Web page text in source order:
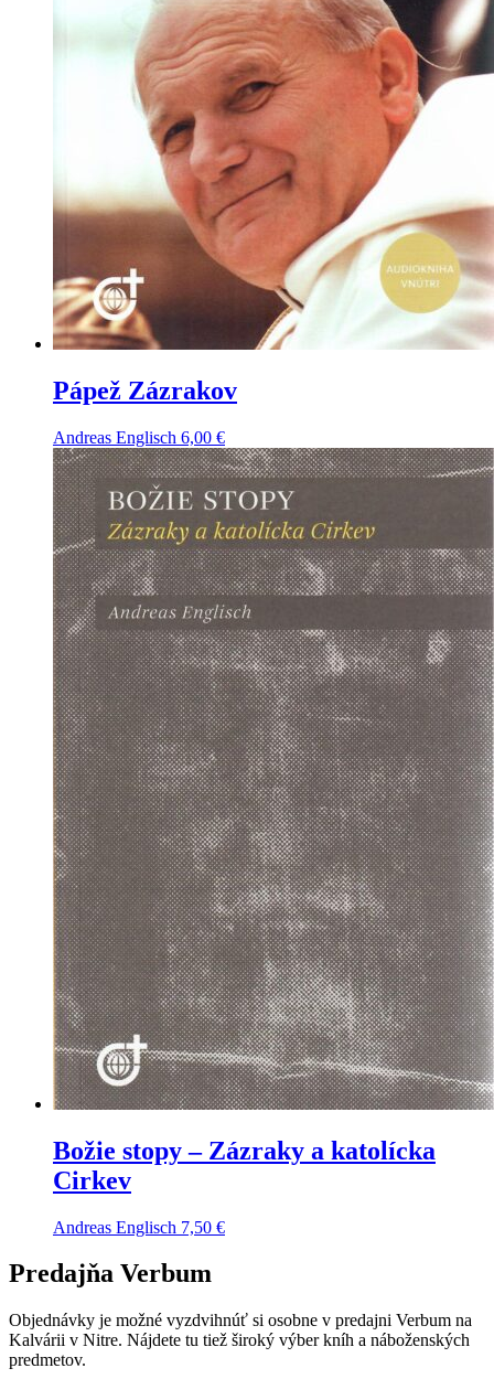
Pápež Zázrakov
Andreas Englisch 6,00 €
Božie stopy – Zázraky a katolícka
Cirkev
Andreas Englisch 7,50 €
Predajňa Verbum
Objednávky je možné vyzdvihnúť si osobne v predajni Verbum na
Kalvárii v Nitre. Nájdete tu tiež široký výber kníh a náboženských
predmetov.